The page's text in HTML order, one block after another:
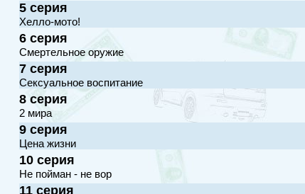
5 серия
Хелло-мото!
6 серия
Смертельное оружие
7 серия
Сексуальное воспитание
8 серия
2 мира
9 серия
Цена жизни
10 серия
Не пойман - не вор
11 серия